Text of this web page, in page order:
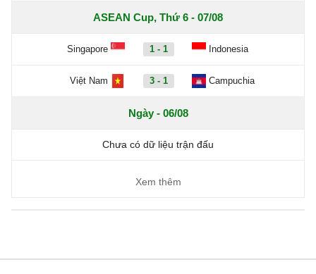
ASEAN Cup, Thứ 6 - 07/08
Singapore 1 - 1 Indonesia
Việt Nam 3 - 1 Campuchia
Ngày - 06/08
Chưa có dữ liệu trận đấu
Xem thêm